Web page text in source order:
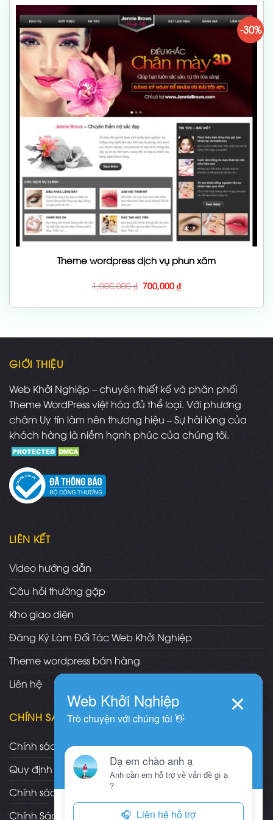
-30%
Theme wordpress dịch vụ phun xăm
1,000,000₫ Giá
gốc
1,000,000 ₫.
700,000₫Giá
hiện
là:
GIỚI THIỆU
Web Khởi Nghiệp – chuyên thiết kế và phân phối
Theme WordPress việt hóa đủ thể loại. Với phương
châm Uy tín làm nên thương hiệu – Sự hài lòng của
khách hàng là niềm hạnh phúc của chúng tôi.
LIÊN KẾT
Video hướng dẫn
Câu hỏi thường gặp
Kho giao diện
Đăng Ký Làm Đối Tác Web Khởi Nghiệp
Theme wordpress bán hàng
Liên hệ
CHÍNH SÁCH
Chính sách và quy định chung
Quy định và hình thức thanh toán
Chính sách vận chuyển/giao nhận/cài đặt
Chính Sách Bảo Hành, Bảo Trì Theme